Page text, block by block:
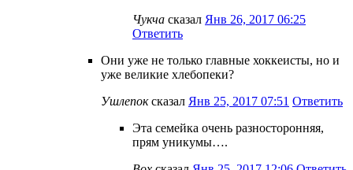
Чукча сказал Янв 26, 2017 06:25
Ответить
Они уже не только главные хоккеисты, но и
уже великие хлебопеки?
Ушлепоксказал Янв 25, 2017 07:51 Ответить
Эта семейка очень разносторонняя,
прям уникумы….